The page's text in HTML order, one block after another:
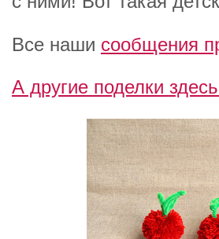
Все наши сообщения
А другие поделки